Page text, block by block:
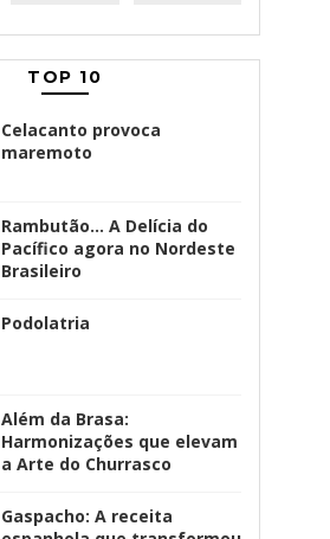
TOP 10
Celacanto provoca
maremoto
Rambutão... A Delícia do
Pacífico agora no Nordeste
Brasileiro
Podolatria
Além da Brasa:
Harmonizações que elevam
a Arte do Churrasco
Gaspacho: A receita